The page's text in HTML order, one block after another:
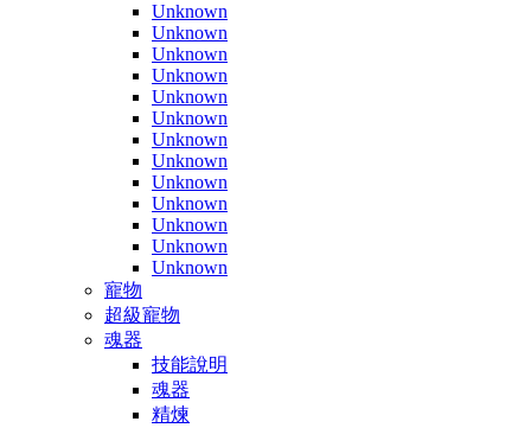
Unknown
Unknown
Unknown
Unknown
Unknown
Unknown
Unknown
Unknown
Unknown
Unknown
Unknown
Unknown
Unknown
寵物
超級寵物
魂器
技能說明
魂器
精煉